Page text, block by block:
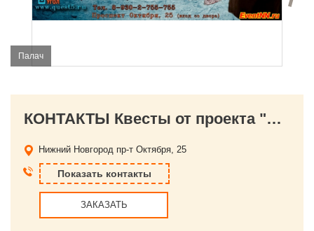
Палач
КОНТАКТЫ Квесты от проекта "Пятый угол"
Нижний Новгород пр-т Октября, 25
Показать контакты
ЗАКАЗАТЬ